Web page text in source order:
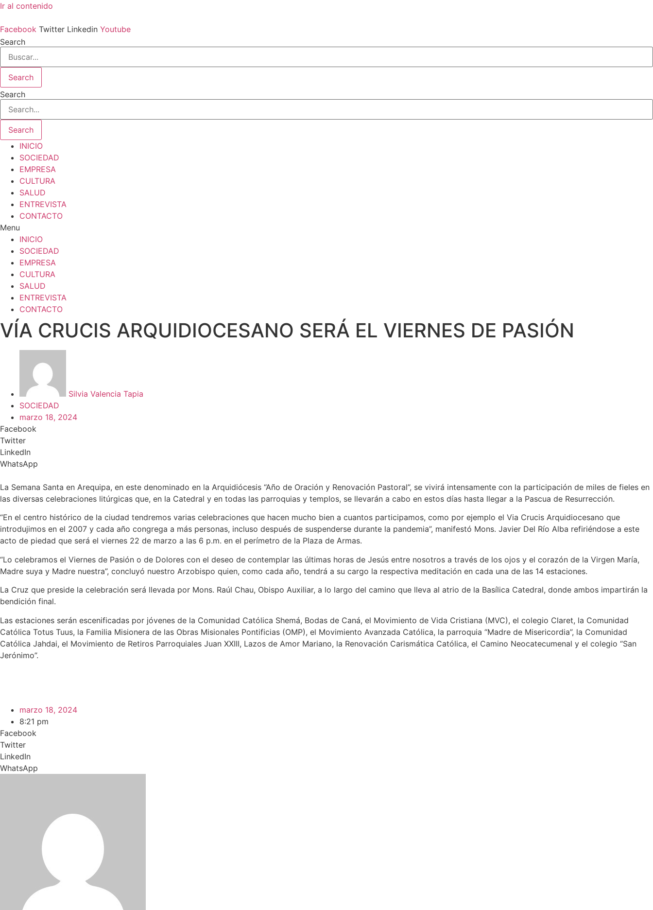
Ir al contenido
Facebook Twitter Linkedin Youtube
Search
Search
Search
Search
INICIO
SOCIEDAD
EMPRESA
CULTURA
SALUD
ENTREVISTA
CONTACTO
Menu
INICIO
SOCIEDAD
EMPRESA
CULTURA
SALUD
ENTREVISTA
CONTACTO
VÍA CRUCIS ARQUIDIOCESANO SERÁ EL VIERNES DE PASIÓN
Silvia Valencia Tapia
SOCIEDAD
marzo 18, 2024
Facebook
Twitter
LinkedIn
WhatsApp
La Semana Santa en Arequipa, en este denominado en la Arquidiócesis “Año de Oración y Renovación Pastoral”, se vivirá intensamente con la participación de miles de fieles en
las diversas celebraciones litúrgicas que, en la Catedral y en todas las parroquias y templos, se llevarán a cabo en estos días hasta llegar a la Pascua de Resurrección.
“En el centro histórico de la ciudad tendremos varias celebraciones que hacen mucho bien a cuantos participamos, como por ejemplo el Via Crucis Arquidiocesano que
introdujimos en el 2007 y cada año congrega a más personas, incluso después de suspenderse durante la pandemia”, manifestó Mons. Javier Del Río Alba refiriéndose a este
acto de piedad que será el viernes 22 de marzo a las 6 p.m. en el perímetro de la Plaza de Armas.
“Lo celebramos el Viernes de Pasión o de Dolores con el deseo de contemplar las últimas horas de Jesús entre nosotros a través de los ojos y el corazón de la Virgen María,
Madre suya y Madre nuestra”, concluyó nuestro Arzobispo quien, como cada año, tendrá a su cargo la respectiva meditación en cada una de las 14 estaciones.
La Cruz que preside la celebración será llevada por Mons. Raúl Chau, Obispo Auxiliar, a lo largo del camino que lleva al atrio de la Basílica Catedral, donde ambos impartirán la
bendición final.
Las estaciones serán escenificadas por jóvenes de la Comunidad Católica Shemá, Bodas de Caná, el Movimiento de Vida Cristiana (MVC), el colegio Claret, la Comunidad
Católica Totus Tuus, la Familia Misionera de las Obras Misionales Pontificias (OMP), el Movimiento Avanzada Católica, la parroquia “Madre de Misericordia”, la Comunidad
Católica Jahdai, el Movimiento de Retiros Parroquiales Juan XXIII, Lazos de Amor Mariano, la Renovación Carismática Católica, el Camino Neocatecumenal y el colegio “San
Jerónimo”.
marzo 18, 2024
8:21 pm
Facebook
Twitter
LinkedIn
WhatsApp